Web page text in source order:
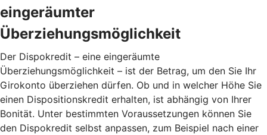
eingeräumter
Überziehungsmöglichkeit
Der Dispokredit – eine eingeräumte
Überziehungsmöglichkeit – ist der Betrag, um den Sie Ihr
Girokonto überziehen dürfen. Ob und in welcher Höhe Sie
einen Dispositionskredit erhalten, ist abhängig von Ihrer
Bonität. Unter bestimmten Voraussetzungen können Sie
den Dispokredit selbst anpassen, zum Beispiel nach einer